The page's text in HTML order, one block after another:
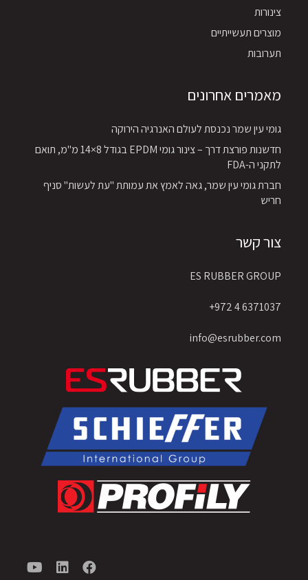
צינורות
מוצרים תעשייתיים
תערובות
מאמרים אחרונים
גומי עין שמר נכנסת לעולם האנרגיה הירוקה
חדשנות פורצת דרך – צינור גומי EPDM בגודל 8×14 מ"מ, תואם
לתקני ה-FDA
חברת גומי עין שמר, גאה לאמץ את עמותת "עת לעשות" סניף
חריש
צור קשר
ES RUBBER GROUP
6371037 4 972+
info@esrubber.com